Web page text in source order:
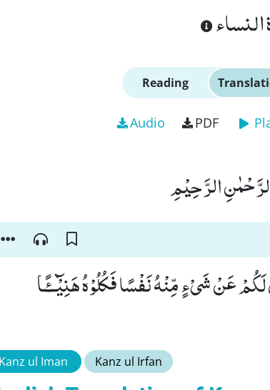
Reading
Audio PDF
الرَّحِیْمِ
عَنْ شَیْءٍ مِّنْهُ نَفْسًا فَكُلُوْهُ هَنِیْٓــٴًـا
Kanz ul Iman Kanz ul Irfan